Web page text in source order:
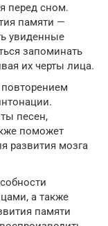
перед сном.
памяти —
увиденные
запоминать
их черты лица.
песен,
поможет
развития мозга
а также
памяти